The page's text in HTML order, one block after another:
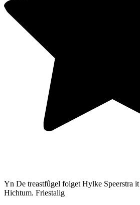
Yn De treastfûgel folget Hylke Speerstra
Hichtum. Friestalig